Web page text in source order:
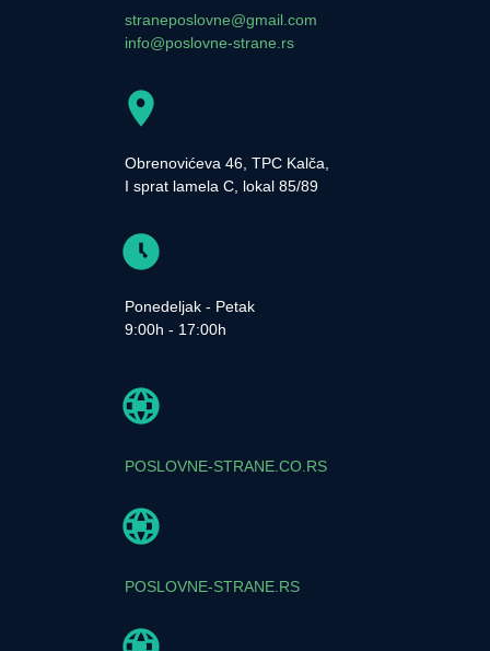
straneposlovne@gmail.com
info@poslovne-strane.rs
Obrenovićeva 46, TPC Kalča,
I sprat lamela C, lokal 85/89
Ponedeljak - Petak
9:00h - 17:00h
POSLOVNE-STRANE.CO.RS
POSLOVNE-STRANE.RS